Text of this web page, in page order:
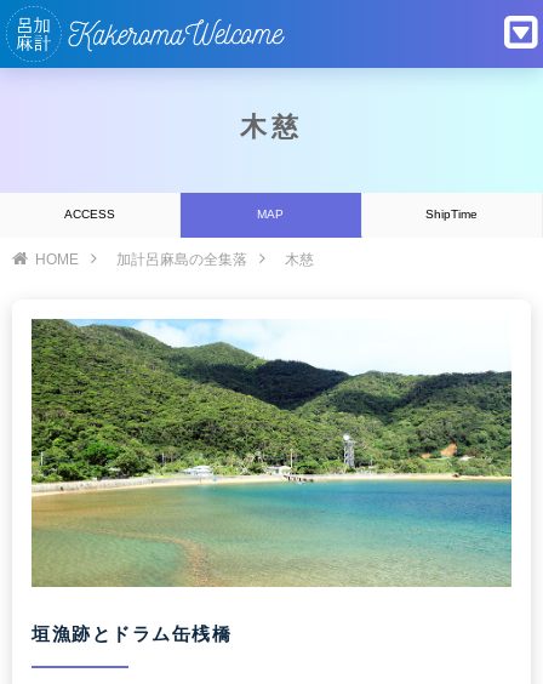
木慈
ACCESS MAP ShipTime
HOME 加計呂麻島の全集落 木慈
垣漁跡とドラム缶桟橋